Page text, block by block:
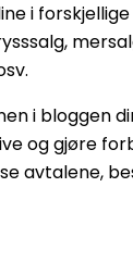
i
i bloggen
og gjøre
avtalene,